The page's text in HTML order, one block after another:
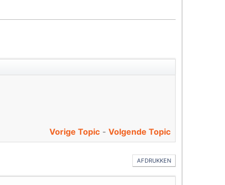
Vorige Topic - Volgende Topic
AFDRUKKEN